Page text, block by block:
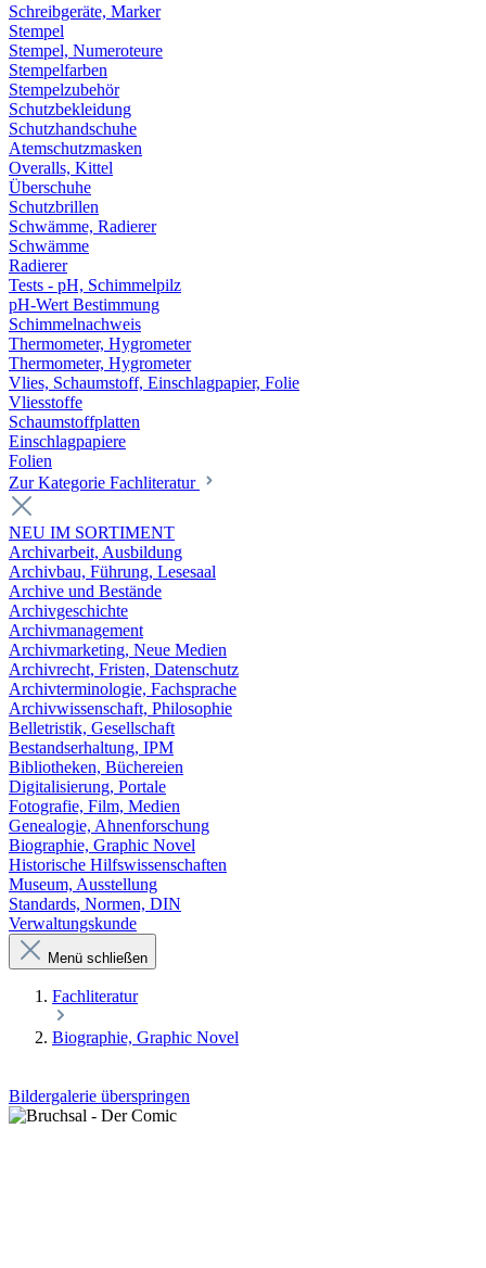
Schreibgeräte, Marker
Stempel
Stempel, Numeroteure
Stempelfarben
Stempelzubehör
Schutzbekleidung
Schutzhandschuhe
Atemschutzmasken
Overalls, Kittel
Überschuhe
Schutzbrillen
Schwämme, Radierer
Schwämme
Radierer
Tests - pH, Schimmelpilz
pH-Wert Bestimmung
Schimmelnachweis
Thermometer, Hygrometer
Thermometer, Hygrometer
Vlies, Schaumstoff, Einschlagpapier, Folie
Vliesstoffe
Schaumstoffplatten
Einschlagpapiere
Folien
Zur Kategorie Fachliteratur
NEU IM SORTIMENT
Archivarbeit, Ausbildung
Archivbau, Führung, Lesesaal
Archive und Bestände
Archivgeschichte
Archivmanagement
Archivmarketing, Neue Medien
Archivrecht, Fristen, Datenschutz
Archivterminologie, Fachsprache
Archivwissenschaft, Philosophie
Belletristik, Gesellschaft
Bestandserhaltung, IPM
Bibliotheken, Büchereien
Digitalisierung, Portale
Fotografie, Film, Medien
Genealogie, Ahnenforschung
Biographie, Graphic Novel
Historische Hilfswissenschaften
Museum, Ausstellung
Standards, Normen, DIN
Verwaltungskunde
Menü schließen
Fachliteratur
Biographie, Graphic Novel
Bildergalerie überspringen